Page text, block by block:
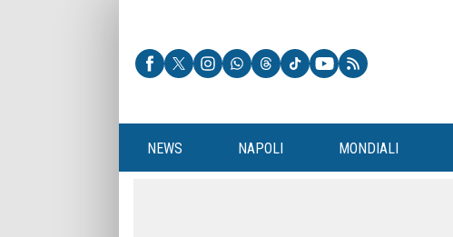
NEWS NAPOLI MONDIALI